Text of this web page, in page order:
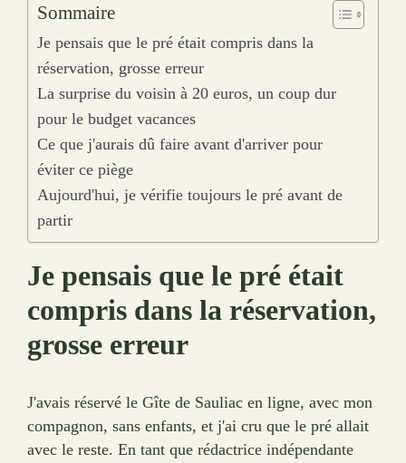
Sommaire
Je pensais que le pré était compris dans la
réservation, grosse erreur
La surprise du voisin à 20 euros, un coup dur
pour le budget vacances
Ce que j'aurais dû faire avant d'arriver pour
éviter ce piège
Aujourd'hui, je vérifie toujours le pré avant de
partir
Je pensais que le pré était
compris dans la réservation,
grosse erreur
J'avais réservé le Gîte de Sauliac en ligne, avec mon
compagnon, sans enfants, et j'ai cru que le pré allait
avec le reste. En tant que rédactrice indépendante